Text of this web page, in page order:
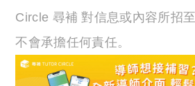
Circle 尋補 對信息或內容所招
不會承擔任何責任。